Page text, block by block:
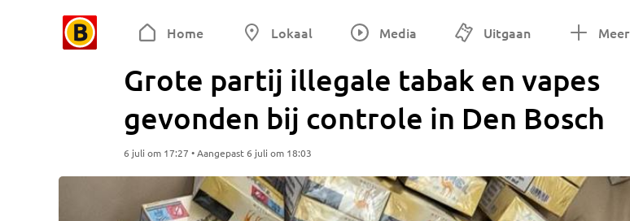
Home Lokaal Media Uitgaan Meer
Grote partij illegale tabak en vapes
gevonden bij controle in Den Bosch
6 juli om 17:27 • Aangepast 6 juli om 18:03